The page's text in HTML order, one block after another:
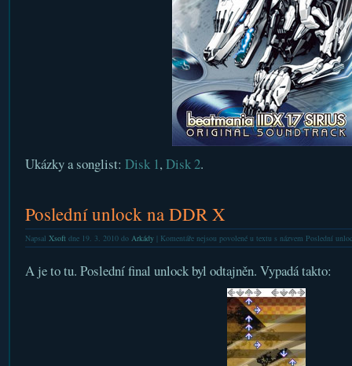
Ukázky a songlist: Disk 1,Disk 2.
Poslední unlock na DDR X
Napsal Xsoftdne 19. 3. 2010 do Arkády| Komentáře nejsou povolenéu textu s názvem Poslední
A je to tu. Poslední final unlock byl odtajněn. Vypadá takto: